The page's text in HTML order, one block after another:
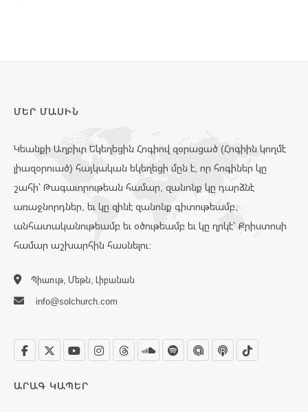
ՄԵՐ ՄԱՍԻՆ
Կեանքի Աղբիւր Եկեղեցին Հոգիով զօրացած (Հոգիին կողմէ
լիազօրուած) հայկական եկեղեցի մըն է, որ հոգիներ կը
շահի՝ Թագաւորութեան համար, զանոնք կը դարձնէ
առաջնորդներ, եւ կը զինէ զանոնք գիտութեամբ,
անհատականութեամբ եւ օծութեամբ եւ կը ղրկէ՝ Քրիստոսի
համար աշխարհին հասնելու:
Պիաութ, Մեթն, Լիբանան
info@solchurch.com
ԱՐԱԳ ԿԱՊԵՐ